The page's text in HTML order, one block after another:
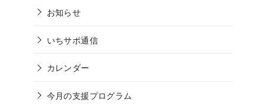
お知らせ
いちサポ通信
カレンダー
今月の支援プログラム